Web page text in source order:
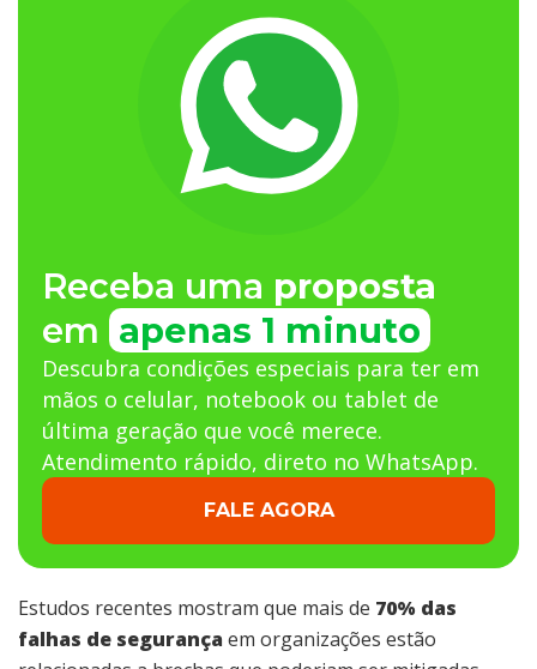
Receba uma proposta
em apenas 1 minuto
Descubra condições especiais para ter em
mãos o celular, notebook ou tablet de
última geração que você merece.
Atendimento rápido, direto no WhatsApp.
FALE AGORA
Estudos recentes mostram que mais de 70% das
falhas de segurança em organizações estão